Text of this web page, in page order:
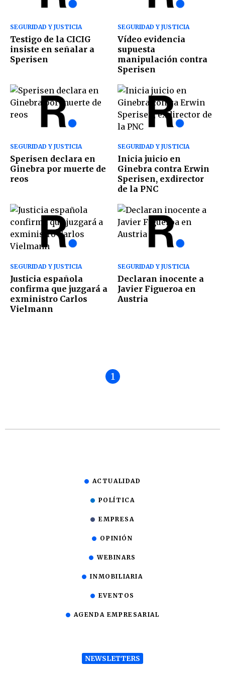
SEGURIDAD Y JUSTICIA
Testigo de la CICIG
insiste en señalar a
Sperisen
SEGURIDAD Y JUSTICIA
Vídeo evidencia
supuesta
manipulación contra
Sperisen
SEGURIDAD Y JUSTICIA
Sperisen declara en
Ginebra por muerte de
reos
SEGURIDAD Y JUSTICIA
Inicia juicio en
Ginebra contra Erwin
Sperisen, exdirector
de la PNC
SEGURIDAD Y JUSTICIA
Justicia española
confirma que juzgará a
exministro Carlos
Vielmann
SEGURIDAD Y JUSTICIA
Declaran inocente a
Javier Figueroa en
Austria
1
ACTUALIDAD
POLÍTICA
EMPRESA
OPINIÓN
WEBINARS
INMOBILIARIA
EVENTOS
AGENDA EMPRESARIAL
NEWSLETTERS